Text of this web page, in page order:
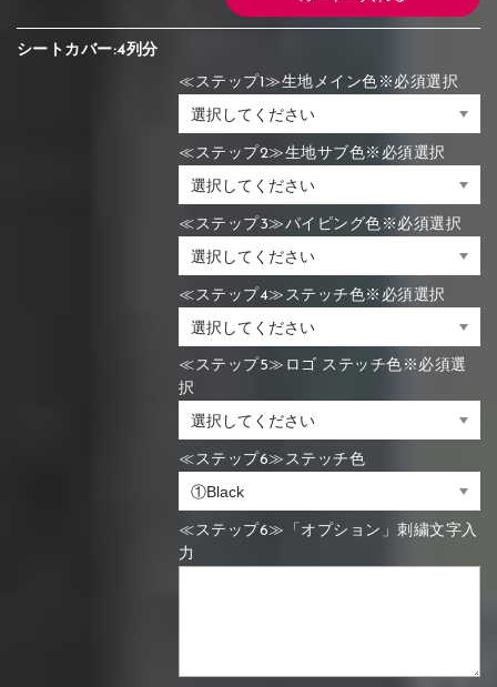
シートカバー:4列分
≪ステップ1≫生地メイン色※必須選択
≪ステップ2≫生地サブ色※必須選択
≪ステップ3≫パイピング色※必須選択
≪ステップ4≫ステッチ色※必須選択
≪ステップ5≫ロゴ ステッチ色※必須選
択
≪ステップ6≫ステッチ色
≪ステップ6≫「オプション」刺繍文字入
力